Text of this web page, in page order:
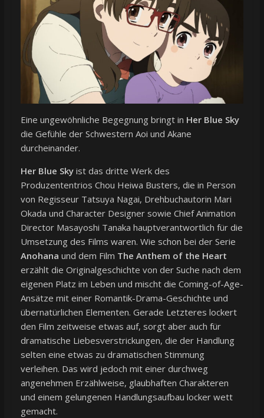
Eine ungewöhnliche Begegnung bringt in Her Blue Sky
die Gefühle der Schwestern Aoi und Akane
durcheinander.
Her Blue Skyist das dritte Werk des
Produzententrios Chou Heiwa Busters, die in Person
von Regisseur Tatsuya Nagai, Drehbuchautorin Mari
Okada und Character Designer sowie Chief Animation
Director Masayoshi Tanaka hauptverantwortlich für die
Umsetzung des Films waren. Wie schon bei der Serie
Anohana und dem Film The Anthem of the Heart
erzählt die Originalgeschichte von der Suche nach dem
eigenen Platz im Leben und mischt die Coming-of-Age-
Ansätze mit einer Romantik-Drama-Geschichte und
übernatürlichen Elementen. Gerade Letzteres lockert
den Film zeitweise etwas auf, sorgt aber auch für
dramatische Liebesverstrickungen, die der Handlung
selten eine etwas zu dramatischen Stimmung
verleihen. Das wird jedoch mit einer durchweg
angenehmen Erzählweise, glaubhaften Charakteren
und einem gelungenen Handlungsaufbau locker wett
gemacht.